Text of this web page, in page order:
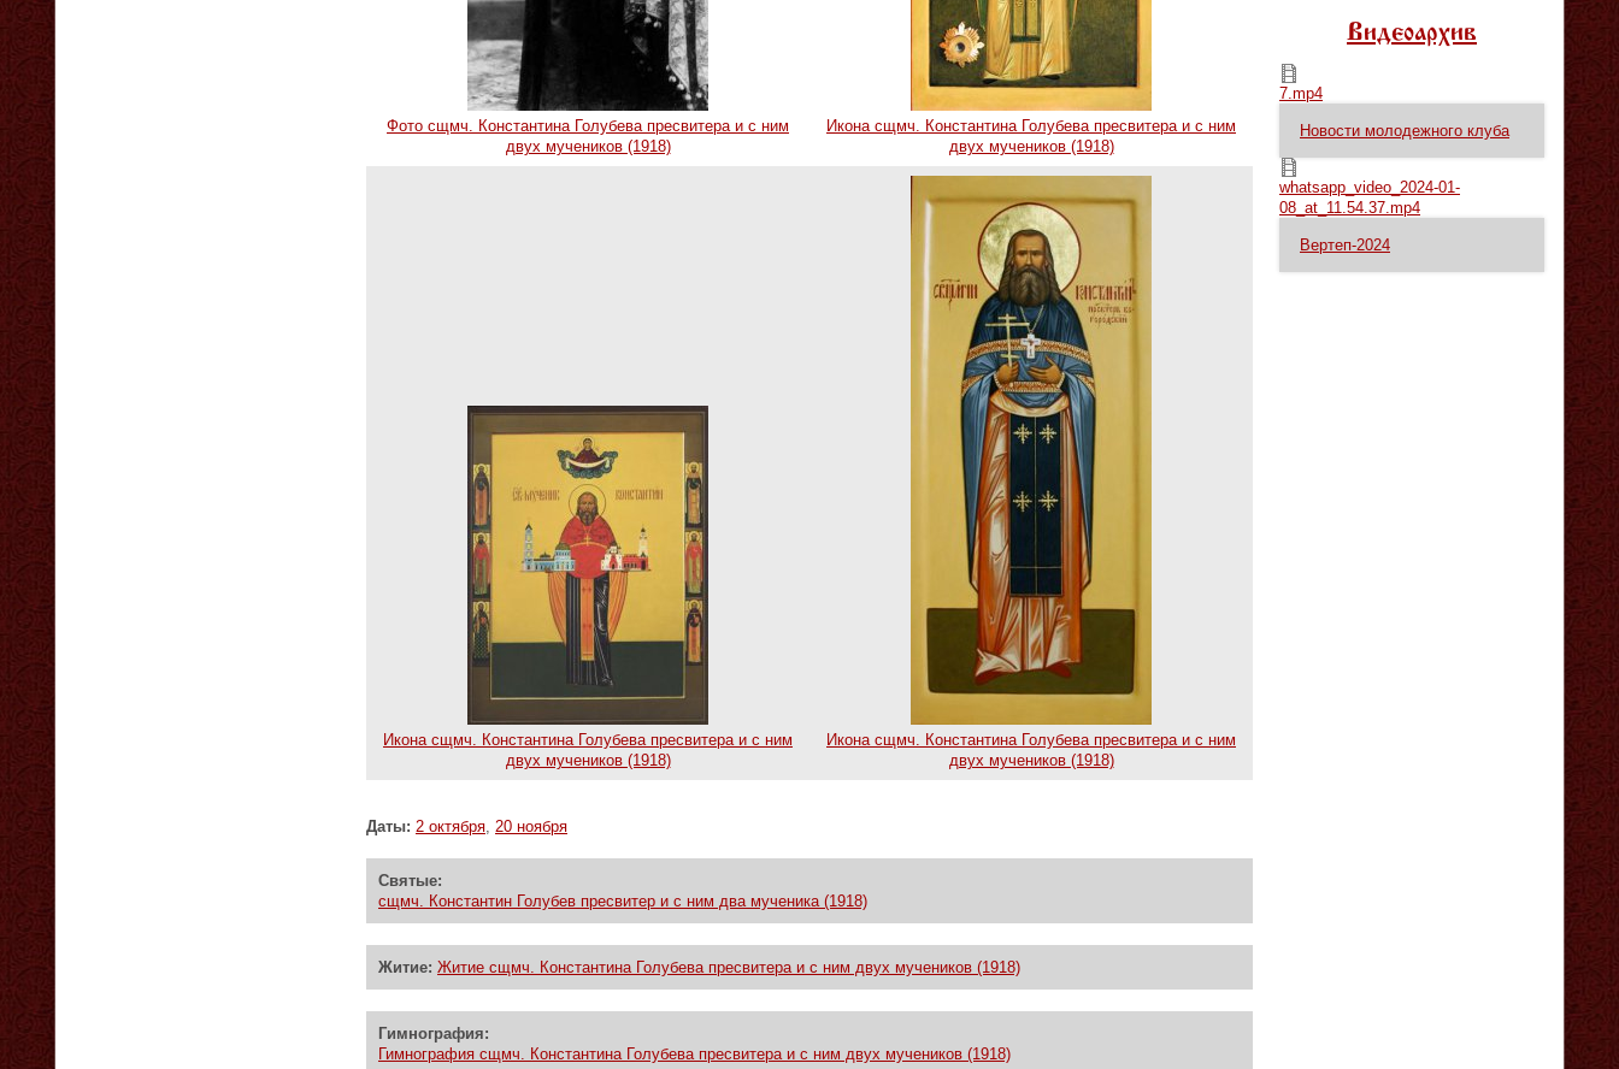
Фото сщмч. Константина Голубева пресвитера и с ним
двух мучеников (1918)
Икона сщмч. Константина Голубева пресвитера и с ним
двух мучеников (1918)
Икона сщмч. Константина Голубева пресвитера и с ним
двух мучеников (1918)
Икона сщмч. Константина Голубева пресвитера и с ним
двух мучеников (1918)
Даты: 2 октября, 20 ноября
Святые:
сщмч. Константин Голубев пресвитер и с ним два мученика (1918)
Житие: Житие сщмч. Константина Голубева пресвитера и с ним двух мучеников (1918)
Гимнография:
Гимнография сщмч. Константина Голубева пресвитера и с ним двух мучеников (1918)
Видеоархив
7.mp4
7.mp4
Новости молодежного клуба
whatsapp_video_2024-01-08_at_11.54.37.mp4
whatsapp_video_2024-01-
08_at_11.54.37.mp4
Вертеп-2024